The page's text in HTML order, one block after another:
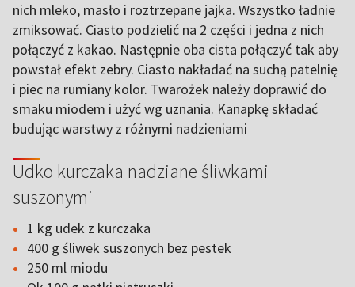
nich mleko, masło i roztrzepane jajka. Wszystko ładnie
zmiksować. Ciasto podzielić na 2 części i jedna z nich
połączyć z kakao. Następnie oba cista połączyć tak aby
powstał efekt zebry. Ciasto nakładać na suchą patelnię
i piec na rumiany kolor. Twarożek należy doprawić do
smaku miodem i użyć wg uznania. Kanapkę składać
budując warstwy z różnymi nadzieniami
Udko kurczaka nadziane śliwkami
suszonymi
1 kg udek z kurczaka
400 g śliwek suszonych bez pestek
250 ml miodu